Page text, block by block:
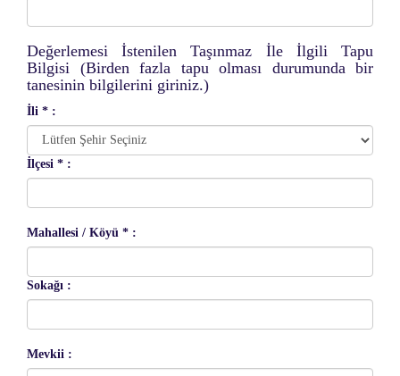
Değerlemesi İstenilen Taşınmaz İle İlgili Tapu
Bilgisi (Birden fazla tapu olması durumunda bir
tanesinin bilgilerini giriniz.)
İli * :
İlçesi * :
Mahallesi / Köyü * :
Sokağı :
Mevkii :